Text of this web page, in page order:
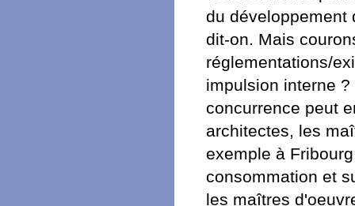
du développement
dit-on. Mais
réglementations/
impulsion interne
concurrence peut
architectes, les
exemple à
consommation et
les maîtres